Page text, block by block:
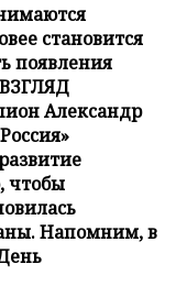
становится
появления
Александр
чтобы
Напомним, в